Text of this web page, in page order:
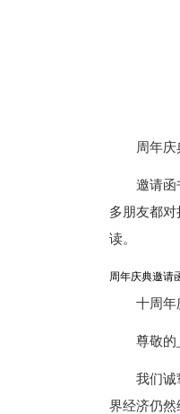
周年
邀请函
多朋友都
读。
周年庆典邀请
十周年
尊敬的
我们
界经济仍